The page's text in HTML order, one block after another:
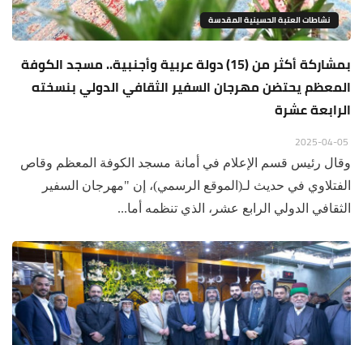
نشاطات العتبة الحسينية المقدسة
بمشاركة أكثر من (15) دولة عربية وأجنبية.. مسجد الكوفة
المعظم يحتضن مهرجان السفير الثقافي الدولي بنسخته
الرابعة عشرة
وقال رئيس قسم الإعلام في أمانة مسجد الكوفة المعظم وقاص
الفتلاوي في حديث لـ(الموقع الرسمي)، إن "مهرجان السفير
الثقافي الدولي الرابع عشر، الذي تنظمه أما...